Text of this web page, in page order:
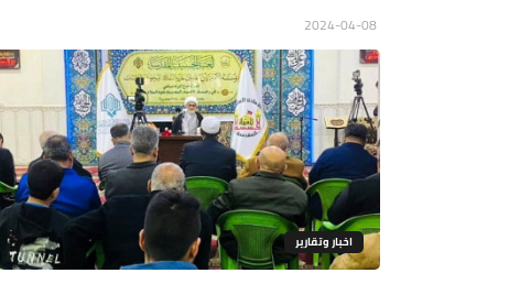
اخبار وتقارير